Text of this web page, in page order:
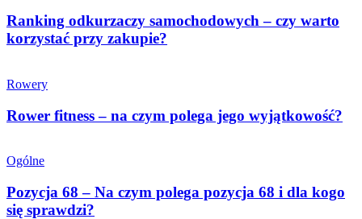
Ranking odkurzaczy samochodowych – czy warto
korzystać przy zakupie?
Rowery
Rower fitness – na czym polega jego wyjątkowość?
Ogólne
Pozycja 68 – Na czym polega pozycja 68 i dla kogo
się sprawdzi?